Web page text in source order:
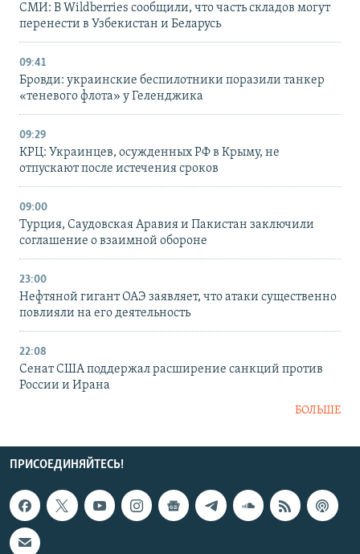
СМИ: В Wildberries сообщили, что часть складов могут
перенести в Узбекистан и Беларусь
09:41
Бровди: украинские беспилотники поразили танкер
«теневого флота» у Геленджика
09:29
КРЦ: Украинцев, осужденных РФ в Крыму, не
отпускают после истечения сроков
09:00
Турция, Саудовская Аравия и Пакистан заключили
соглашение о взаимной обороне
23:00
Нефтяной гигант ОАЭ заявляет, что атаки существенно
повлияли на его деятельность
22:08
Сенат США поддержал расширение санкций против
России и Ирана
БОЛЬШЕ
ПРИСОЕДИНЯЙТЕСЬ!